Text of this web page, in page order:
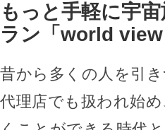
もっと手軽に宇
ラン「world
昔から多くの人を引
代理店でも扱われ始